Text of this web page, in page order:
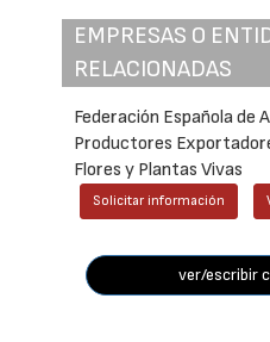
EMPRESAS O
RELACIONADAS
Federación Española de
Productores
Flores y Plantas Vivas
Solicitar información
ver/escribir